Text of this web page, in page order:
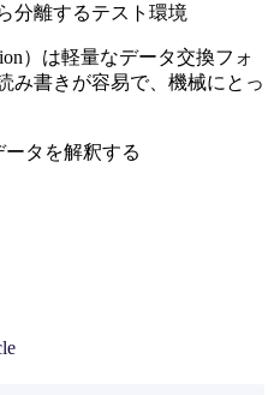
分離するテスト環境
）は軽量なデータ交換フォ
み書きが容易で、機械にとっ
タを解釈する